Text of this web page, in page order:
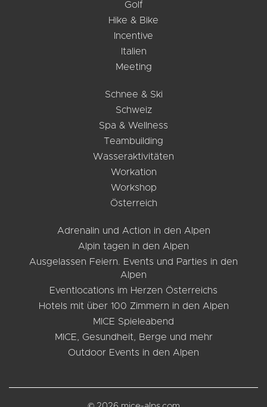
Golf
Hike & Bike
Incentive
Italien
Meeting
Schnee & Ski
Schweiz
Spa & Wellness
Teambuilding
Wasseraktivitäten
Workation
Workshop
Österreich
Adrenalin und Action in den Alpen
Alpin tagen in den Alpen
Ausgelassen Feiern. Events und Parties in den
Alpen
Eventlocations im Herzen Österreichs
Hotels mit über 100 Zimmern in den Alpen
MICE Spieleabend
MICE, Gesundheit, Berge und mehr
Outdoor Events in den Alpen